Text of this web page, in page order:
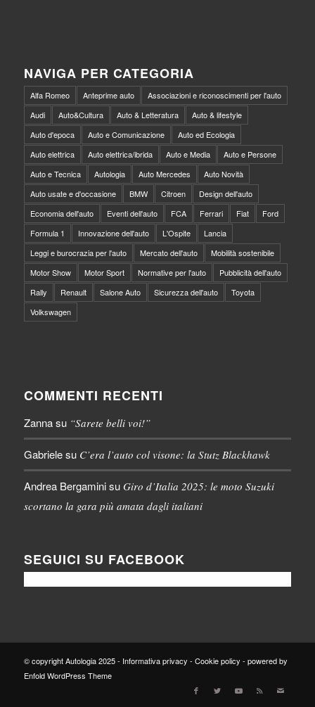
NAVIGA PER CATEGORIA
Alfa Romeo Anteprime auto
Associazioni e riconoscimenti per l'auto
Audi
Auto&Cultura Auto & Letteratura
Auto & lifestyle
Auto d'epoca
Auto e Comunicazione
Auto ed Ecologia
Auto elettrica
Auto elettrica/ibrida Auto e Media
Auto e Persone
Auto e Tecnica
Autologia Auto Mercedes
Auto Novità
Auto usate e d'occasione
BMW Citroen
Design dell'auto
Economia dell'auto
Eventi dell'auto FCA Ferrari Fiat
Ford
Formula 1
Innovazione dell'auto L'Ospite
Lancia
Leggi e burocrazia per l'auto
Mercato dell'auto
Mobilità sostenibile
Motor Show
Motor Sport Normative per l'auto
Pubblicità dell'auto
Rally
Renault Salone Auto Sicurezza dell'auto
Toyota
Volkswagen
COMMENTI RECENTI
Zannasu “Sarete belli voi!”
Gabrielesu C’era l’auto col visone: la Stutz Blackhawk
Andrea Bergaminisu Giro d’Italia 2025: le moto Suzuki
scortano la gara più amata dagli italiani
SEGUICI SU FACEBOOK
© copyright Autologia 2025 - Informativa privacy - Cookie policy - powered by
Enfold WordPress Theme